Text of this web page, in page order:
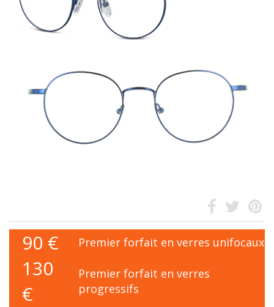
90 € Premier forfait en verres unifocaux
130
€
Premier forfait en verres
progressifs